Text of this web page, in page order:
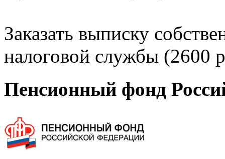
Заказать выписку
налоговой службы (2600
Пенсионный фонд